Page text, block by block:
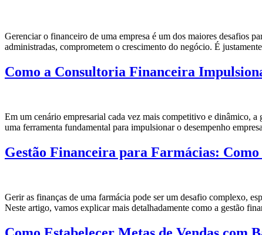
Gerenciar o financeiro de uma empresa é um dos maiores desafios
administradas, comprometem o crescimento do negócio. É
Como a Consultoria Financeira
Em um cenário empresarial cada vez mais competitivo e dinâmico, a
uma ferramenta fundamental para impulsionar o desempenho
Gestão Financeira para Farmácias:
Gerir as finanças de uma farmácia pode ser um desafio complexo,
Neste artigo, vamos explicar mais detalhadamente como a gestão